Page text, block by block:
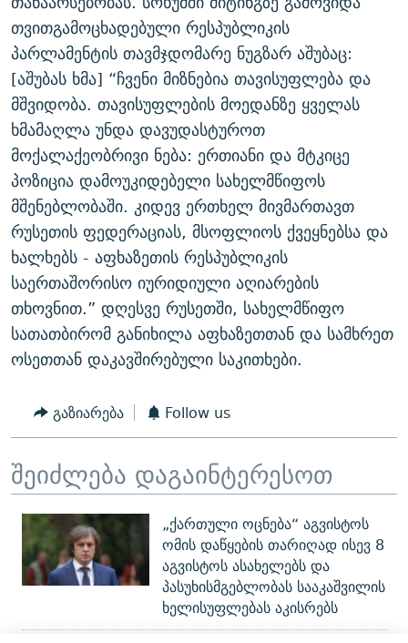
ᲐᲒᲕᲘᲡᲢᲝᲡ ᲝᲛᲘ
ПРИВЕТ ᲙᲣᲚᲢᲣᲠᲐ
თვითგამოცხადებული რესპუბლიკის
პარლამენტის თავმჯდომარე ნუგზარ აშუბაც:
[აშუბას ხმა] “ჩვენი მიზნებია თავისუფლება და
მშვიდობა. თავისუფლების მოედანზე ყველას
ხმამაღლა უნდა დავუდასტუროთ
მოქალაქეობრივი ნება: ერთიანი და მტკიცე
პოზიცია დამოუკიდებელი სახელმწიფოს
მშენებლობაში. კიდევ ერთხელ მივმართავთ
რუსეთის ფედერაციას, მსოფლიოს ქვეყნებსა და
ხალხებს - აფხაზეთის რესპუბლიკის
საერთაშორისო იურიდიული აღიარების
თხოვნით.” დღესვე რუსეთში, სახელმწიფო
სათათბირომ განიხილა აფხაზეთთან და სამხრეთ
ოსეთთან დაკავშირებული საკითხები.
გაზიარება Follow us
შეიძლება დაგაინტერესოთ
„ქართული ოცნება“ აგვისტოს
ომის დაწყების თარიღად ისევ 8
აგვისტოს ასახელებს და
პასუხისმგებლობას სააკაშვილის
ხელისუფლებას აკისრებს